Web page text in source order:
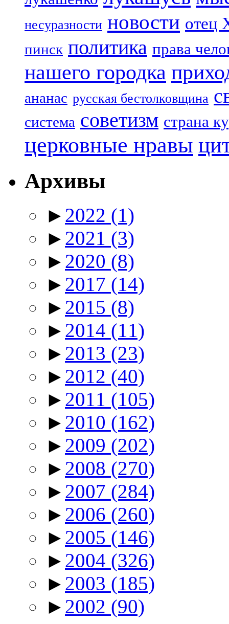
несуразности новости отец
пинск политика права
нашего городка
ананас русская бестолковщина
система советизм страна
церковные нравы
Архивы
► 2022 (1)
► 2021 (3)
► 2020 (8)
► 2017 (14)
► 2015 (8)
► 2014 (11)
► 2013 (23)
► 2012 (40)
► 2011 (105)
► 2010 (162)
► 2009 (202)
► 2008 (270)
► 2007 (284)
► 2006 (260)
► 2005 (146)
► 2004 (326)
► 2003 (185)
► 2002 (90)